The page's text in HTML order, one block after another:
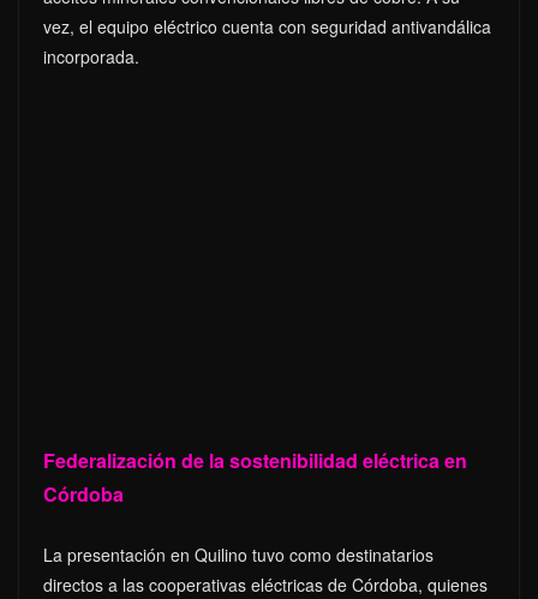
vez, el equipo eléctrico cuenta con seguridad antivandálica
incorporada.
Federalización de la sostenibilidad eléctrica en
Córdoba
La presentación en Quilino tuvo como destinatarios
directos a las cooperativas eléctricas de Córdoba, quienes